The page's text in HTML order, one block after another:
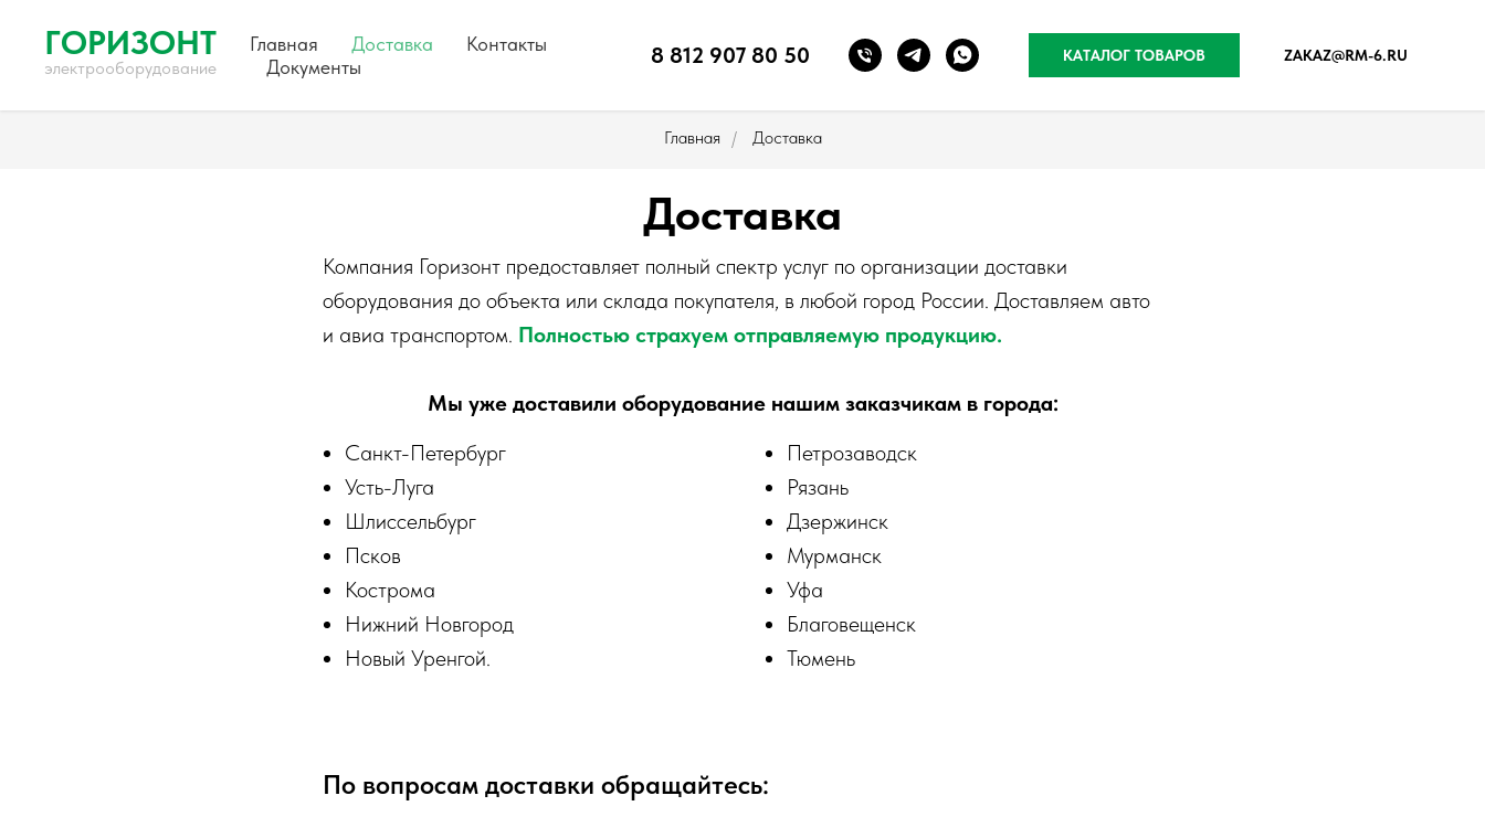
ГОРИЗОНТ
электрооборудование
Главная Доставка
Контакты
Документы
8 812 907 80 50 КАТАЛОГ ТОВАРОВ ZAKAZ@RM-6.RU
Главная / Доставка
Доставка
Компания Горизонт предоставляет полный спектр услуг по организации доставки
оборудования до объекта или склада покупателя, в любой город России. Доставляем авто
и авиа транспортом. Полностью страхуем отправляемую продукцию.
Мы уже доставили оборудование нашим заказчикам в города:
Санкт-Петербург
Усть-Луга
Шлиссельбург
Псков
Кострома
Нижний Новгород
Новый Уренгой.
Петрозаводск
Рязань
Дзержинск
Мурманск
Уфа
Благовещенск
Тюмень
По вопросам доставки обращайтесь: